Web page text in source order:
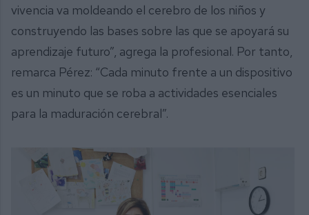
vivencia va moldeando el cerebro de los niños y
construyendo las bases sobre las que se apoyará su
aprendizaje futuro”, agrega la profesional. Por tanto,
remarca Pérez: “Cada minuto frente a un dispositivo
es un minuto que se roba a actividades esenciales
para la maduración cerebral”.